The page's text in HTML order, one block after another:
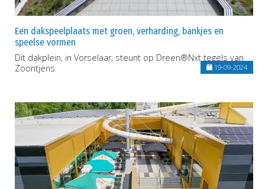
Een dakspeelplaats met groen, verharding, bankjes en
speelse vormen
Dit dakplein, in Vorselaar, steunt op Dreen®Nxt tegels van
Zoontjens
19-09-2024